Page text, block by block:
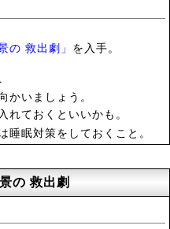
の 救出劇」 を入手。
かいましょう。
れておくといいかも。
睡眠対策をしておくこと。
の 救出劇